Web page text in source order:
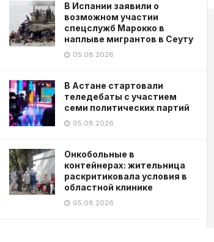
В Испании заявили о
возможном участии
спецслужб Марокко в
наплыве мигрантов в Сеуту
05.08.2026
В Астане стартовали
теледебаты с участием
семи политических партий
05.08.2026
Онкобольные в
контейнерах: жительница
раскритиковала условия в
областной клинике
05.08.2026